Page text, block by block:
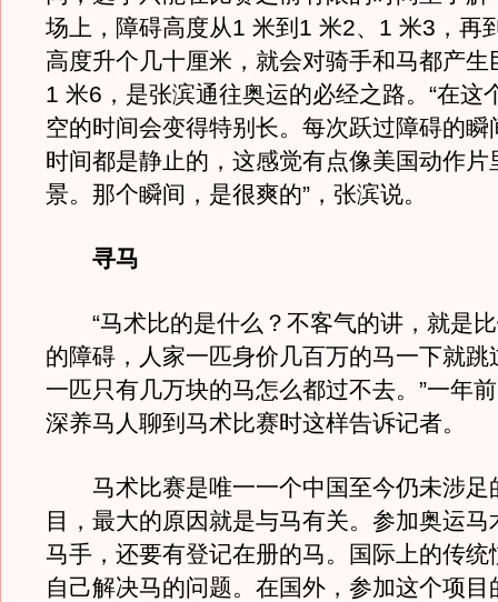
场上，障碍高度从1 米到1 米2、1 米3，再
高度升个几十厘米，就会对骑手和马都产生
1 米6，是张滨通往奥运的必经之路。“在这
空的时间会变得特别长。每次跃过障碍的瞬
时间都是静止的，这感觉有点像美国动作片
景。那个瞬间，是很爽的”，张滨说。
寻马
“马术比的是什么？不客气的讲，就是比
的障碍，人家一匹身价几百万的马一下就跳
一匹只有几万块的马怎么都过不去。”一年
深养马人聊到马术比赛时这样告诉记者。
马术比赛是唯一一个中国至今仍未涉足
目，最大的原因就是与马有关。参加奥运马
马手，还要有登记在册的马。国际上的传统
自己解决马的问题。在国外，参加这个项目